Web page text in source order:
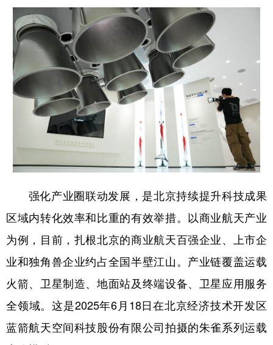
强化产业圈联动发展，是北京持续提升科技成果
区域内转化效率和比重的有效举措。以商业航天产业
为例，目前，扎根北京的商业航天百强企业、上市企
业和独角兽企业约占全国半壁江山。产业链覆盖运载
火箭、卫星制造、地面站及终端设备、卫星应用服务
全领域。这是2025年6月18日在北京经济技术开发区
蓝箭航天空间科技股份有限公司拍摄的朱雀系列运载